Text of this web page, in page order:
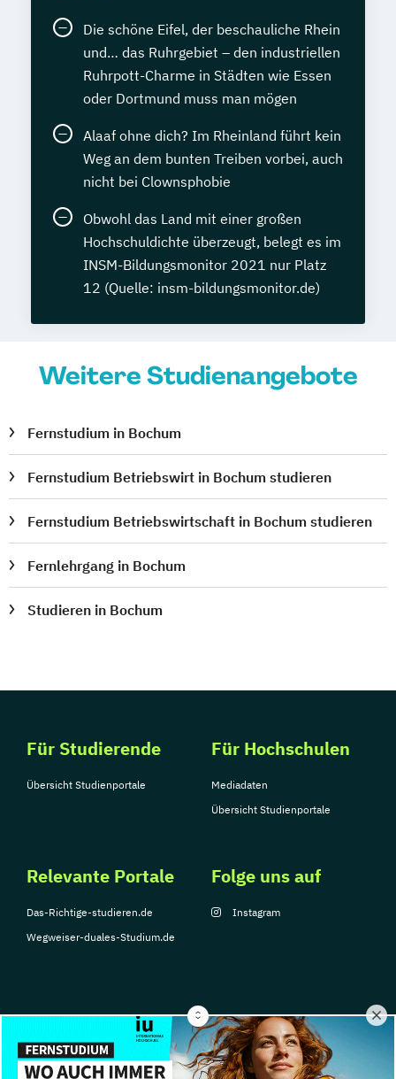
Die schöne Eifel, der beschauliche Rhein
und… das Ruhrgebiet – den industriellen
Ruhrpott-Charme in Städten wie Essen
oder Dortmund muss man mögen
Alaaf ohne dich? Im Rheinland führt kein
Weg an dem bunten Treiben vorbei, auch
nicht bei Clownsphobie
Obwohl das Land mit einer großen
Hochschuldichte überzeugt, belegt es im
INSM-Bildungsmonitor 2021 nur Platz
12 (Quelle: insm-bildungsmonitor.de)
Weitere Studienangebote
Fernstudium in Bochum
Fernstudium Betriebswirt in Bochum studieren
Fernstudium Betriebswirtschaft in Bochum studieren
Fernlehrgang in Bochum
Studieren in Bochum
Für Studierende
Übersicht Studienportale
Für Hochschulen
Mediadaten
Übersicht Studienportale
Relevante Portale
Das-Richtige-studieren.de
Wegweiser-duales-Studium.de
Folge uns auf
Instagram
© Copyright 2026, TarGroup Media GmbH